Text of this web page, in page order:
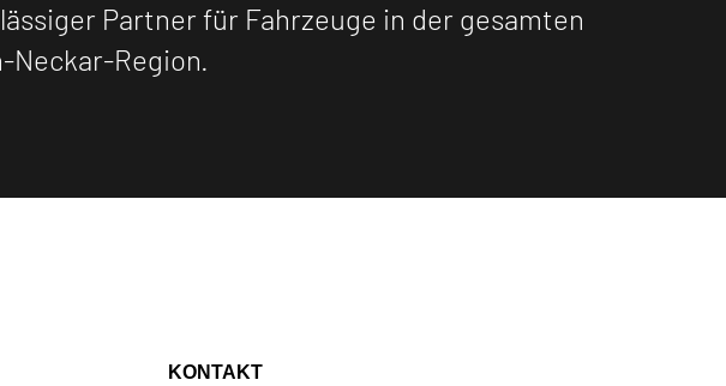
Partner für Fahrzeuge in der gesamten
Neckar-Region.
KONTAKT